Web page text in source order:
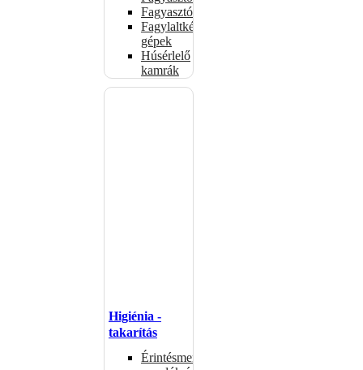
Fagyasztószekrények
Fagylaltkészítő
gépek
Húsérlelő
kamrák
Higiénia -
takarítás
Érintésmentes